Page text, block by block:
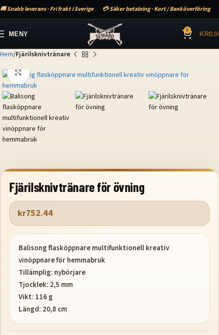
🚚 Snabb leverans · Fri frakt i Sverige 💳 Säker betalning · Kort / Banköverföring
MENY 0 KR
Hem Fjärilsknivtränare
Klicka för att förstora
Fjärilsknivtränare för övning
kr752.44
Balisong flasköppnare multifunktionell kreativ
vinöppnare för hemmabruk
Tillämplig: nybörjare
Tjocklek: 2,5 mm
Vikt: 116 g
Längd: 20,8 cm